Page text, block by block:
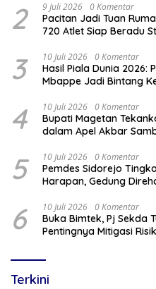
2 9 Juli 2026 0 Komentar
Pacitan Jadi Tuan
720 Atlet Siap Beradu
3 10 Juli 2026 0 Komentar
Hasil Piala Dunia 2026:
Mbappe Jadi Bintang
4 10 Juli 2026 0 Komentar
Bupati Magetan
dalam Apel Akbar
5 10 Juli 2026 0 Komentar
Pemdes Sidorejo
Harapan, Gedung
6 10 Juli 2026 0 Komentar
Buka Bimtek, Pj Sekda
Pentingnya Mitigasi
Terkini